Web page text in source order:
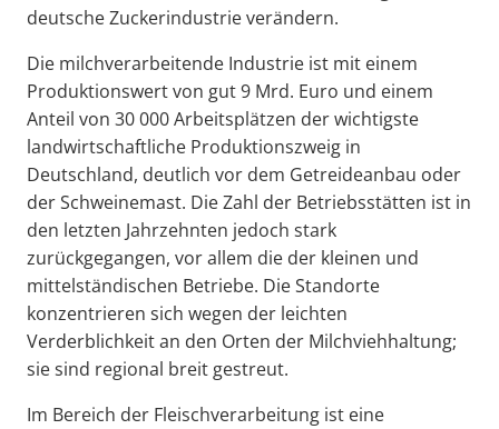
deutsche Zuckerindustrie verändern.
Die milchverarbeitende Industrie ist mit einem
Produktionswert von gut 9 Mrd. Euro und einem
Anteil von 30 000 Arbeitsplätzen der wichtigste
landwirtschaftliche Produktionszweig in
Deutschland, deutlich vor dem Getreideanbau oder
der Schweinemast. Die Zahl der Betriebsstätten ist in
den letzten Jahrzehnten jedoch stark
zurückgegangen, vor allem die der kleinen und
mittelständischen Betriebe. Die Standorte
konzentrieren sich wegen der leichten
Verderblichkeit an den Orten der Milchviehhaltung;
sie sind regional breit gestreut.
Im Bereich der Fleischverarbeitung ist eine